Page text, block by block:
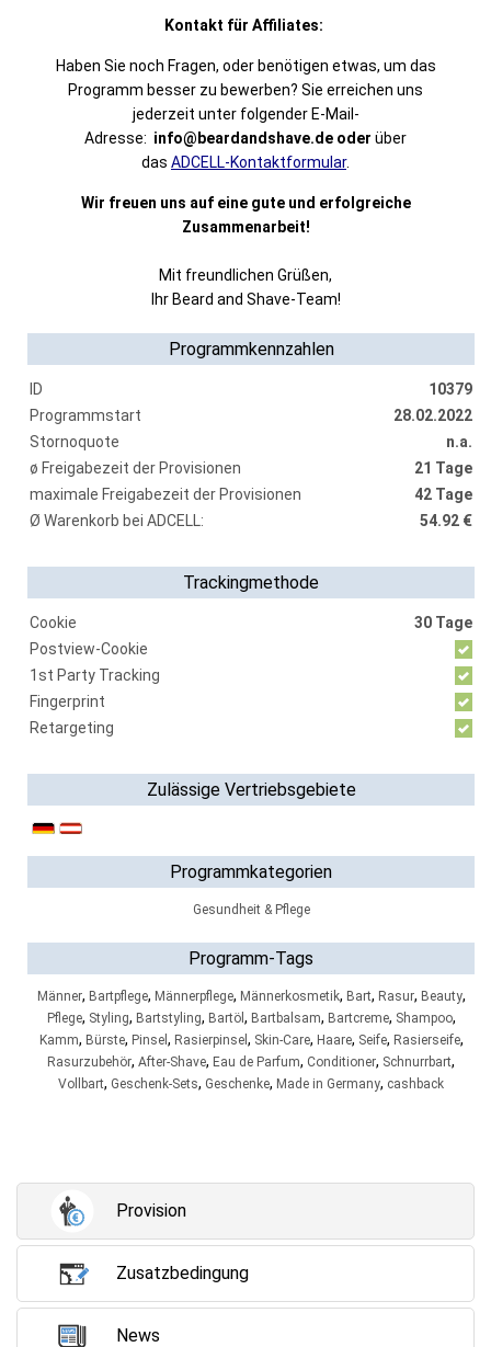
Kontakt für Affiliates:
Haben Sie noch Fragen, oder benötigen etwas, um das
Programm besser zu bewerben? Sie erreichen uns
jederzeit unter folgender E-Mail-
Adresse: info@beardandshave.de oder über
das ADCELL-Kontaktformular.
Wir freuen uns auf eine gute und erfolgreiche
Zusammenarbeit!
Mit freundlichen Grüßen,
Ihr Beard and Shave-Team!
Programmkennzahlen
ID
10379
Programmstart
28.02.2022
Stornoquote
n.a.
ø Freigabezeit der Provisionen
21 Tage
maximale Freigabezeit der Provisionen
42 Tage
Ø Warenkorb bei ADCELL:
54.92 €
Trackingmethode
Cookie
30 Tage
Postview-Cookie
1st Party Tracking
Fingerprint
Retargeting
Zulässige Vertriebsgebiete
Programmkategorien
Gesundheit & Pflege
Programm-Tags
Männer, Bartpflege, Männerpflege, Männerkosmetik, Bart, Rasur, Beauty,
Pflege, Styling, Bartstyling, Bartöl , Bartbalsam, Bartcreme, Shampoo,
Kamm, Bürste, Pinsel , Rasierpinsel , Skin-Care, Haare, Seife, Rasierseife,
Rasurzubehör, After-Shave, Eau de Parfum, Conditioner, Schnurrbart,
Vollbart, Geschenk-Sets, Geschenke, Made in Germany, cashback
Provision
Zusatzbedingung
News